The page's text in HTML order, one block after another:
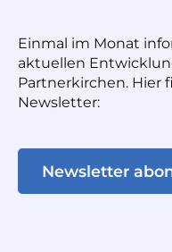
Einmal im Monat
aktuellen
Partnerkirchen. Hier
Newsletter:
Newsletter